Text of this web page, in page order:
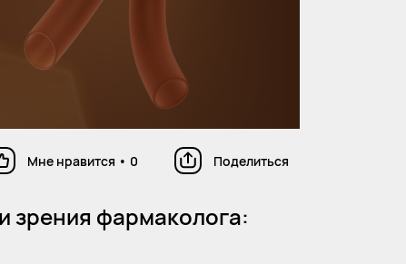
Мне нравится • 0 Поделиться
фармаколога: